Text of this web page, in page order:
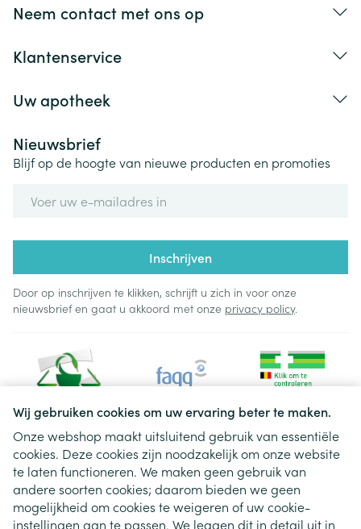
Wij gebruiken cookies om uw ervaring beter te maken.
Onze webshop maakt uitsluitend gebruik van essentiële
cookies. Deze cookies zijn noodzakelijk om onze website
te laten functioneren. We maken geen gebruik van
andere soorten cookies; daarom bieden we geen
mogelijkheid om cookies te weigeren of uw cookie-
instellingen aan te passen. We leggen dit in detail uit in
Neem contact met ons op
Klantenservice
Uw apotheek
Nieuwsbrief
Blijf op de hoogte van nieuwe producten en promoties
Inschrijven
Door op inschrijven te klikken, schrijft u zich in voor onze
nieuwsbrief en gaat u akkoord met onze privacy policy.
Juridische links